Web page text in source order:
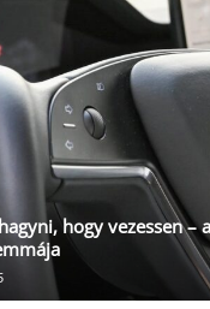
hogy vezessen –